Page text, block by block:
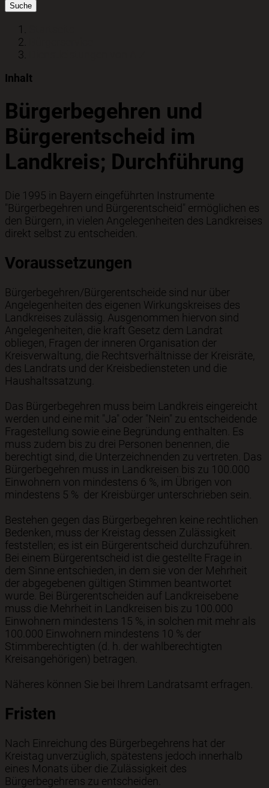
Suche
Inhalt
Bürgerbegehren und
Bürgerentscheid im
Landkreis; Durchführung
Die 1995 in Bayern eingeführten Instrumente
"Bürgerbegehren und Bürgerentscheid" ermöglichen es
den Bürgern, in vielen Angelegenheiten des Landkreises
direkt selbst zu entscheiden.
Voraussetzungen
Bürgerbegehren/Bürgerentscheide sind nur über
Angelegenheiten des eigenen Wirkungskreises des
Landkreises zulässig. Ausgenommen hiervon sind
Angelegenheiten, die kraft Gesetz dem Landrat
obliegen, Fragen der inneren Organisation der
Kreisverwaltung, die Rechtsverhältnisse der Kreisräte,
des Landrats und der Kreisbediensteten und die
Haushaltssatzung.
Das Bürgerbegehren muss beim Landkreis eingereicht
werden und eine mit "Ja" oder "Nein" zu entscheidende
Fragestellung sowie eine Begründung enthalten. Es
muss zudem bis zu drei Personen benennen, die
berechtigt sind, die Unterzeichnenden zu vertreten. Das
Bürgerbegehren muss in Landkreisen bis zu 100.000
Einwohnern von mindestens 6 %, im Übrigen von
mindestens 5 % der Kreisbürger unterschrieben sein.
Bestehen gegen das Bürgerbegehren keine rechtlichen
Bedenken, muss der Kreistag dessen Zulässigkeit
feststellen; es ist ein Bürgerentscheid durchzuführen.
Bei einem Bürgerentscheid ist die gestellte Frage in
dem Sinne entschieden, in dem sie von der Mehrheit
der abgegebenen gültigen Stimmen beantwortet
wurde. Bei Bürgerentscheiden auf Landkreisebene
muss die Mehrheit in Landkreisen bis zu 100.000
Einwohnern mindestens 15 %, in solchen mit mehr als
100.000 Einwohnern mindestens 10 % der
Stimmberechtigten (d. h. der wahlberechtigten
Kreisangehörigen) betragen.
Näheres können Sie bei Ihrem Landratsamt erfragen.
Fristen
Nach Einreichung des Bürgerbegehrens hat der
Kreistag unverzüglich, spätestens jedoch innerhalb
eines Monats über die Zulässigkeit des
Bürgerbegehrens zu entscheiden.